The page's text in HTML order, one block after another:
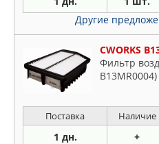
Другие
CWORKS
Фильтр
B13MR0004)
Поставка Наличие
1 дн. +